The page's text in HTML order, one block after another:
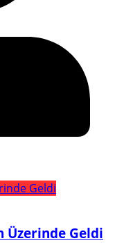
Üzerinde Geldi